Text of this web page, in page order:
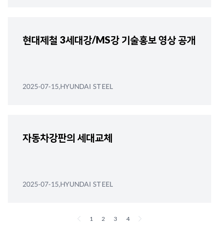
현대제철 3세대강/MS강 기술홍보 영상 공개
2025-07-15,HYUNDAI STEEL
자동차강판의 세대교체
2025-07-15,HYUNDAI STEEL
1 2 3 4